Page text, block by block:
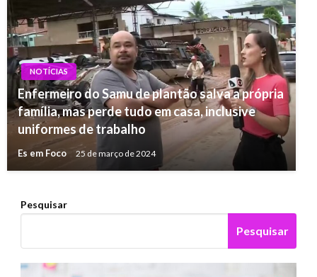
NOTÍCIAS
Enfermeiro do Samu de plantão salva a própria
família, mas perde tudo em casa, inclusive
uniformes de trabalho
Es em Foco 25 de março de 2024
Pesquisar
Pesquisar